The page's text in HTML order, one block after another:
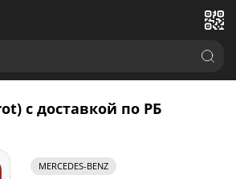
с доставкой по РБ
MERCEDES-BENZ